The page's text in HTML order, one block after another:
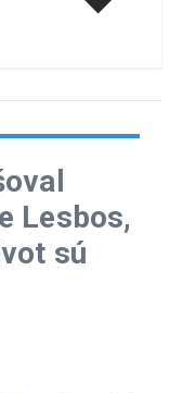
Lesbos,
sú